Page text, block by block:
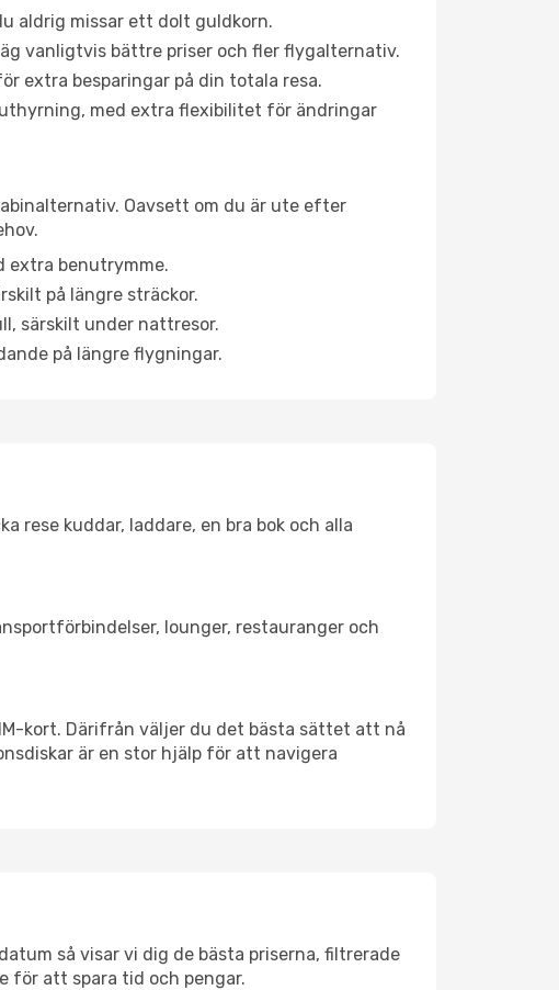
aldrig missar ett dolt guldkorn.
vanligtvis bättre priser och fler flygalternativ.
extra besparingar på din totala resa.
med extra flexibilitet för ändringar
Oavsett om du är ute efter
extra benutrymme.
på längre sträckor.
särskilt under nattresor.
på längre flygningar.
rese kuddar, laddare, en bra bok och alla
lounger, restauranger och
kort. Därifrån väljer du det bästa sättet att nå
är en stor hjälp för att navigera
så visar vi dig de bästa priserna, filtrerade
för att spara tid och pengar.